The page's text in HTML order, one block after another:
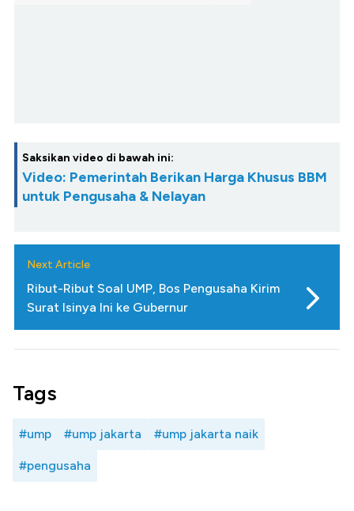
Saksikan video di bawah ini:
Video: Pemerintah Berikan Harga Khusus BBM
untuk Pengusaha & Nelayan
Next Article
Ribut-Ribut Soal UMP, Bos Pengusaha Kirim
Surat Isinya Ini ke Gubernur
Tags
#ump #ump jakarta #ump jakarta naik
#pengusaha